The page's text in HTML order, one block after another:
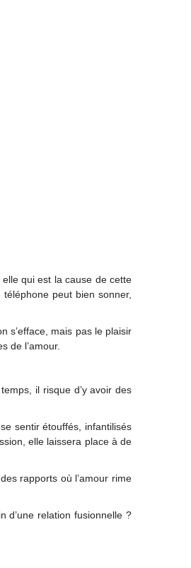
elle qui est la cause de cette
peut bien sonner,
s’efface, mais pas le plaisir
de l’amour.
il risque d’y avoir des
sentir étouffés, infantilisés
elle laissera place à de
rapports où l’amour rime
d’une relation fusionnelle ?